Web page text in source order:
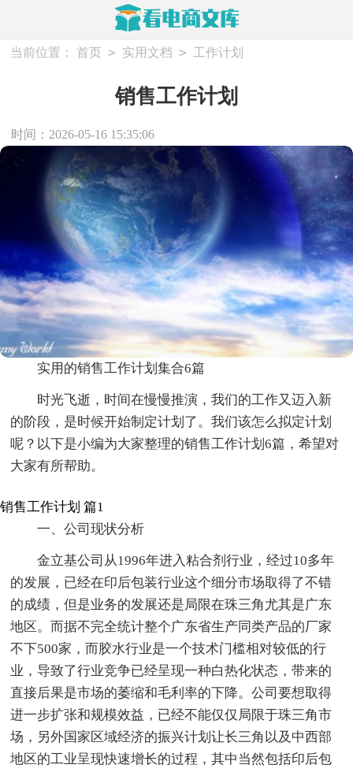
当前位置： 首页 > 实用文档 > 工作计划
销售工作计划
时间：2026-05-16 15:35:06
实用的销售工作计划集合6篇
时光飞逝，时间在慢慢推演，我们的工作又迈入新
的阶段，是时候开始制定计划了。我们该怎么拟定计划
呢？以下是小编为大家整理的销售工作计划6篇，希望对
大家有所帮助。
销售工作计划 篇1
一、公司现状分析
金立基公司从1996年进入粘合剂行业，经过10多年
的发展，已经在印后包装行业这个细分市场取得了不错
的成绩，但是业务的发展还是局限在珠三角尤其是广东
地区。而据不完全统计整个广东省生产同类产品的厂家
不下500家，而胶水行业是一个技术门槛相对较低的行
业，导致了行业竞争已经呈现一种白热化状态，带来的
直接后果是市场的萎缩和毛利率的下降。公司要想取得
进一步扩张和规模效益，已经不能仅仅局限于珠三角市
场，另外国家区域经济的振兴计划让长三角以及中西部
地区的工业呈现快速增长的过程，其中当然包括印后包